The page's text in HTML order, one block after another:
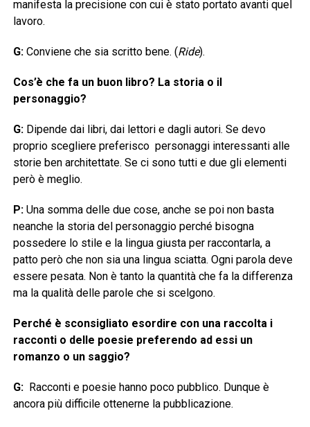
manifesta la precisione con cui è stato portato avanti quel
lavoro.
G: Conviene che sia scritto bene. (Ride).
Cos’è che fa un buon libro? La storia o il
personaggio?
G: Dipende dai libri, dai lettori e dagli autori. Se devo
proprio scegliere preferisco personaggi interessanti alle
storie ben architettate. Se ci sono tutti e due gli elementi
però è meglio.
P: Una somma delle due cose, anche se poi non basta
neanche la storia del personaggio perché bisogna
possedere lo stile e la lingua giusta per raccontarla, a
patto però che non sia una lingua sciatta. Ogni parola deve
essere pesata. Non è tanto la quantità che fa la differenza
ma la qualità delle parole che si scelgono.
Perché è sconsigliato esordire con una raccolta i
racconti o delle poesie preferendo ad essi un
romanzo o un saggio?
G: Racconti e poesie hanno poco pubblico. Dunque è
ancora più difficile ottenerne la pubblicazione.